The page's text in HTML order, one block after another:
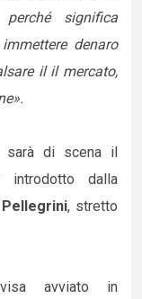
significa
denaro
il il mercato,
sarà di scena il
introdotto dalla
, stretto
avviato in